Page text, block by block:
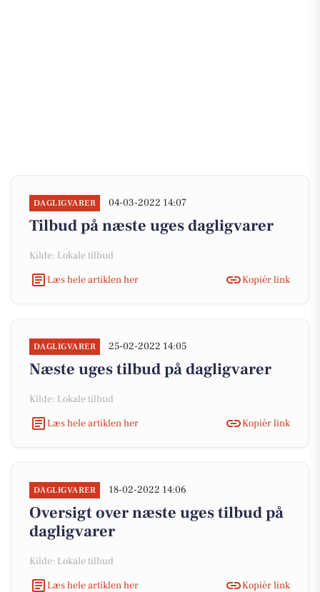
DAGLIGVARER 04-03-2022 14:07
Tilbud på næste uges dagligvarer
Kilde: Lokale tilbud
Læs hele artiklen her
Kopiér link
DAGLIGVARER 25-02-2022 14:05
Næste uges tilbud på dagligvarer
Kilde: Lokale tilbud
Læs hele artiklen her
Kopiér link
DAGLIGVARER 18-02-2022 14:06
Oversigt over næste uges tilbud på
dagligvarer
Kilde: Lokale tilbud
Læs hele artiklen her
Kopiér link